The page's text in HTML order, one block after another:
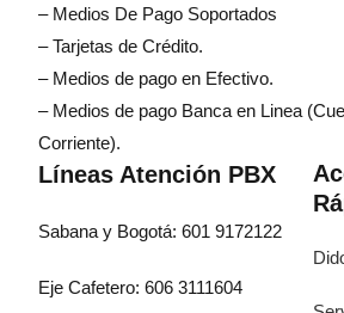
– Medios De Pago Soportados
– Tarjetas de Crédito.
– Medios de pago en Efectivo.
– Medios de pago Banca en Linea
Corriente).
Líneas Atención PBX
Sabana y Bogotá: 601 9172122
Eje Cafetero: 606 3111604